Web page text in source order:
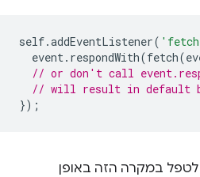
self.addEventListener(
event. respondWith(fetch(
// or don't call
// will result in default
});
במקרה הזה באופן